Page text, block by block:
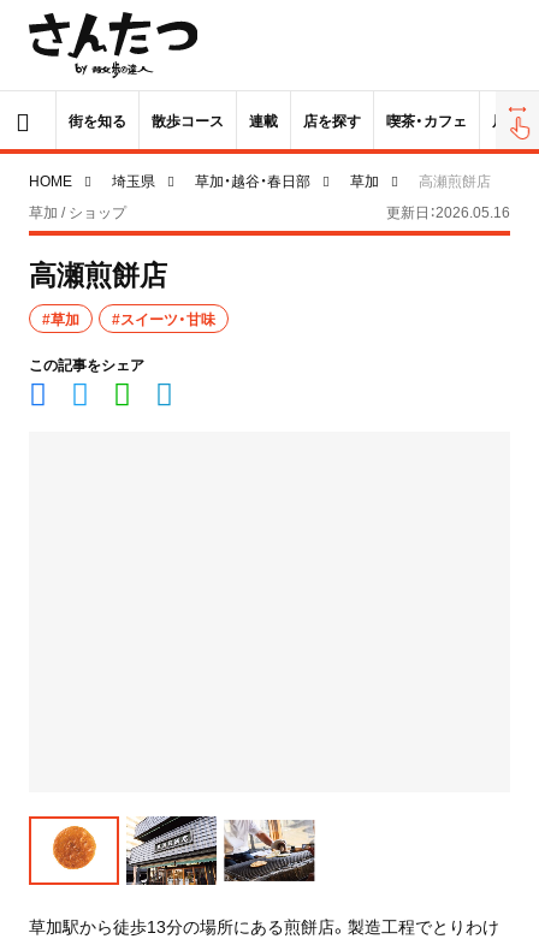
街を知る 散歩コース 連載 店を探す 喫茶・カフェ 居酒屋
HOME 埼玉県 草加・越谷・春日部 草加
高瀬煎餅店
草加 / ショップ
更新日：2026.05.16
高瀬煎餅店
#草加 #スイーツ・甘味
この記事をシェア
草加駅から徒歩13分の場所にある煎餅店。製造工程でとりわけ